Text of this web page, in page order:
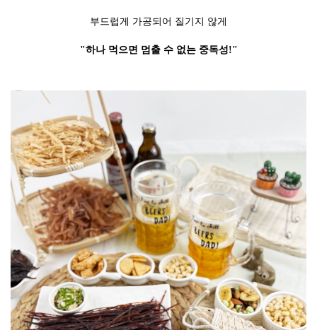
부드럽게 가공되어 질기지 않게
"하나 먹으면 멈출 수 없는 중독성!"